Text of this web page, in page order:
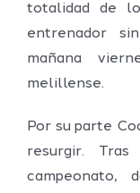
totalidad de
entrenador
mañana
melillense.
Por su parte
resurgir.
campeonato,